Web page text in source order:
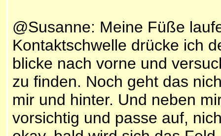
@Susanne: Meine Füße
Kontaktschwelle drücke ich
blicke nach vorne und
zu finden. Noch geht das
mir und hinter. Und neben
vorsichtig und passe auf,